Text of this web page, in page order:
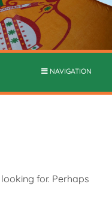
NAVIGATION
for. Perhaps